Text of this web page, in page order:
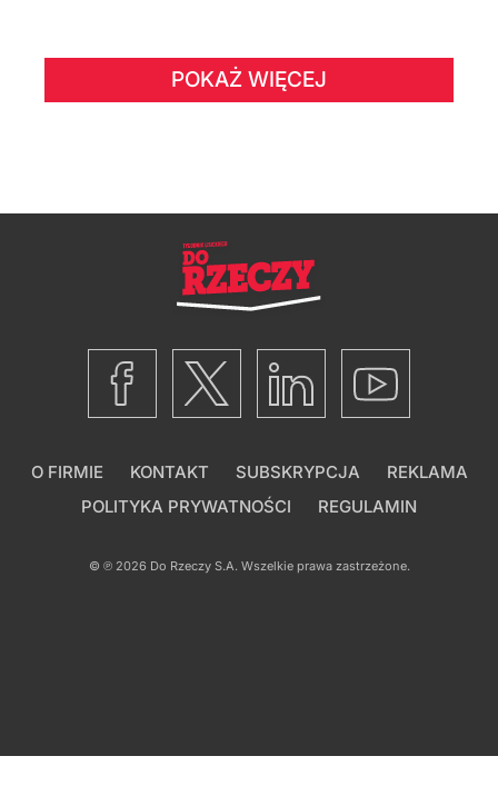
POKAŻ WIĘCEJ
O FIRMIE KONTAKT SUBSKRYPCJA
REKLAMA
POLITYKA PRYWATNOŚCI
REGULAMIN
© ℗ 2026 Do Rzeczy S.A.Wszelkie prawa zastrzeżone.